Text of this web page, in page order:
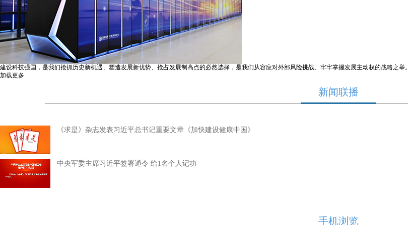
建设科技强国，是我们抢抓历史新机遇、塑造发展新优势、抢占发展制高点的必然选择，是我们从容应对外部风险挑战、牢牢掌握发展主动权的战略之举。
加载更多
新闻联播
《求是》杂志发表习近平总书记重要文章《加快建设健康中国》
中央军委主席习近平签署通令 给1名个人记功
手机浏览